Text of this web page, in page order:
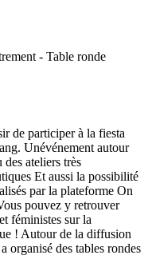
- Table ronde
de participer à la fiesta
Unévénement autour
ateliers très
Et aussi la possibilité
par la plateforme On
pouvez y retrouver
féministes sur la
! Autour de la diffusion
organisé des tables rondes